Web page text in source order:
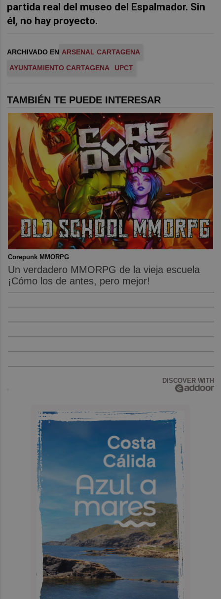
partida real del museo del Espalmador. Sin
él, no hay proyecto.
ARCHIVADO EN ARSENAL CARTAGENA
AYUNTAMIENTO CARTAGENA
UPCT
TAMBIÉN TE PUEDE INTERESAR
Corepunk MMORPG
Un verdadero MMORPG de la vieja escuela
¡Cómo los de antes, pero mejor!
DISCOVER WITH